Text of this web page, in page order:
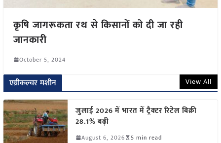
कृषि जागरूकता रथ से किसानों को दी जा रही
जानकारी
October 5, 2024
एग्रीकल्चर मशीन View All
जुलाई 2026 में भारत में ट्रैक्टर रिटेल बिक्री
28.1% बढ़ी
August 6, 2026 5 min read